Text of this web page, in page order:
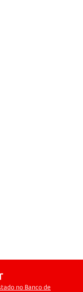
no Banco de